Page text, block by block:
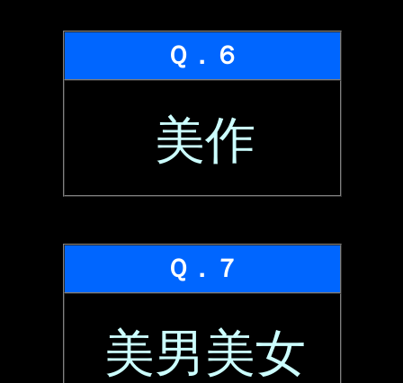
Ｑ．６
美作
Ｑ．７
美男美女